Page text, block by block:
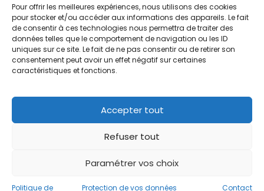
Pour offrir les meilleures expériences, nous utilisons des cookies
pour stocker et/ou accéder aux informations des appareils. Le fait
de consentir à ces technologies nous permettra de traiter des
données telles que le comportement de navigation ou les ID
uniques sur ce site. Le fait de ne pas consentir ou de retirer son
consentement peut avoir un effet négatif sur certaines
caractéristiques et fonctions.
Accepter tout
Refuser tout
Paramétrer vos choix
Politique de Protection de vos données Contact
Conditions générales de vente
Contactez-nous
Vous avez une question ? N'hésitez pas à nous
01 47 42 90 73